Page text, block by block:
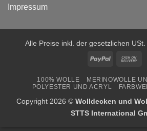
Impressum
Alle Preise inkl. der gesetzlichen
PayPal
100% WOLLE
MERINOWOLLE
POLYESTER UND ACRYL
Copyright 2026 © Wolldecken und
STTS International